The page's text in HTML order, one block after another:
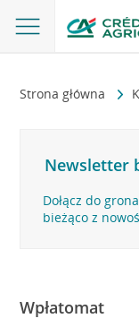
Strona główna
Newsletter
Dołącz do
bieżąco z
Wpłatomat